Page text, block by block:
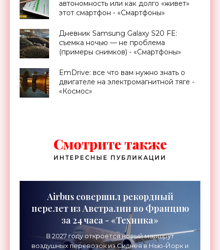
автономность или как долго «живет»
этот смартфон - «Смартфоны»
Дневник Samsung Galaxy S20 FE:
съемка ночью — не проблема
(примеры снимков) - «Смартфоны»
EmDrive: все что вам нужно знать о
двигателе на электромагнитной тяге -
«Космос»
Смотрите также
ИНТЕРЕСНЫЕ ПУБЛИКАЦИИ
Airbus совершил рекордный
перелет из Австралии во Францию
за 24 часа - «Техника»
В 2027 году откроется новый маршрут
воздушных перевозок из Сиднея в Нью-Йорк и